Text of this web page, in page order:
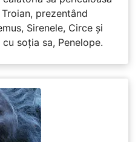
prezentând
Sirenele, Circe și
soția sa, Penelope.